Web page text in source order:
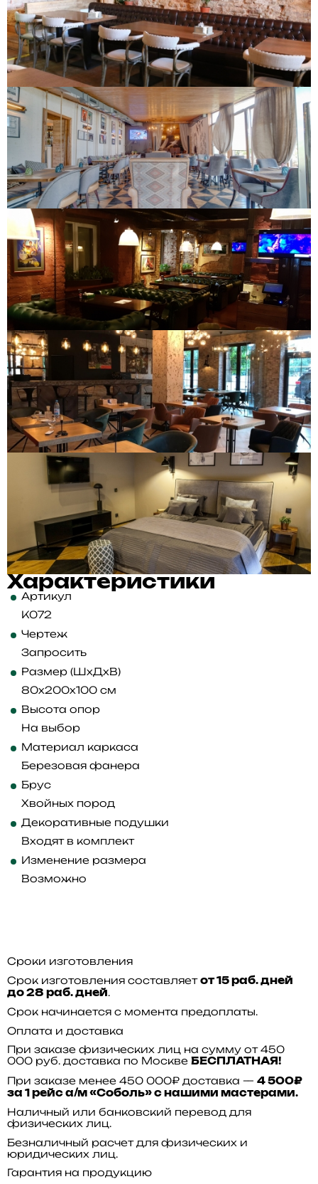
Характеристики
Артикул
K072
Чертеж
Запросить
Размер (ШхДхВ)
80x200x100 см
Высота опор
На выбор
Материал каркаса
Березовая фанера
Брус
Хвойных пород
Декоративные подушки
Входят в комплект
Изменение размера
Возможно
Сроки изготовления
Срок изготовления составляет от 15 раб. дней
до 28 раб. дней.
Срок начинается с момента предоплаты.
Оплата и доставка
При заказе физических лиц на сумму от 450
000 руб. доставка по Москве БЕСПЛАТНАЯ!
При заказе менее 450 000₽ доставка — 4 500₽
за 1 рейс а/м «Соболь» с нашими мастерами.
Наличный или банковский перевод для
физических лиц.
Безналичный расчет для физических и
юридических лиц.
Гарантия на продукцию